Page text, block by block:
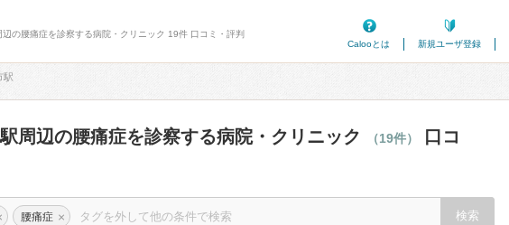
の腰痛症を診察する病院・クリニック 19件 口コミ・評判
Calooとは
新規ユーザ登録
駅
周辺の腰痛症を診察する病院・クリニック （19件） 口コ
腰痛症 ×